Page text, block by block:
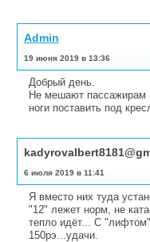
Admin
19 июня 2019 в 13:36
Добрый день.
Не мешают пассажирам
ноги поставить под
6 июля 2019 в 11:41
Я вместо них туда
"12" лежет норм, не
тепло идёт... С
150рэ...удачи.